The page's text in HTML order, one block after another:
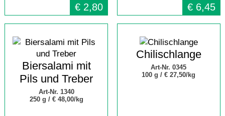
€ 2,80 € 6,45
Biersalami mit
Pils und Treber
Art-Nr. 1340
250 g / € 48,00/kg
Chilischlange
Art-Nr. 0345
100 g /€ 27,50/kg